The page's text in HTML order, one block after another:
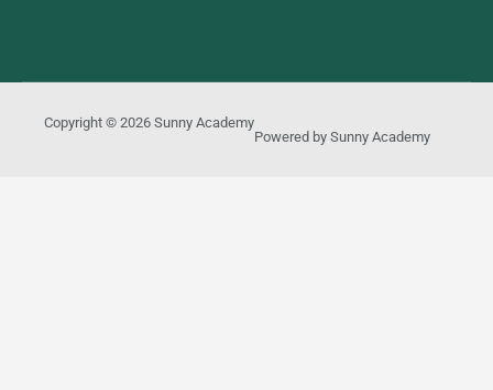
Copyright © 2026 Sunny Academy
Powered by Sunny Academy